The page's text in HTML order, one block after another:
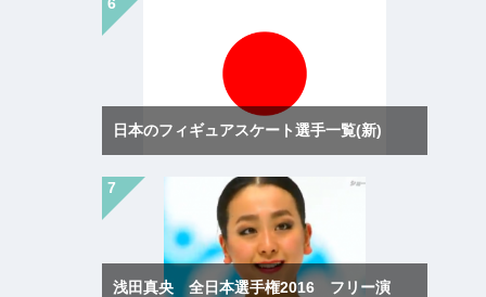
日本のフィギュアスケート選手一覧(新)
浅田真央 全日本選手権2016 フリー演